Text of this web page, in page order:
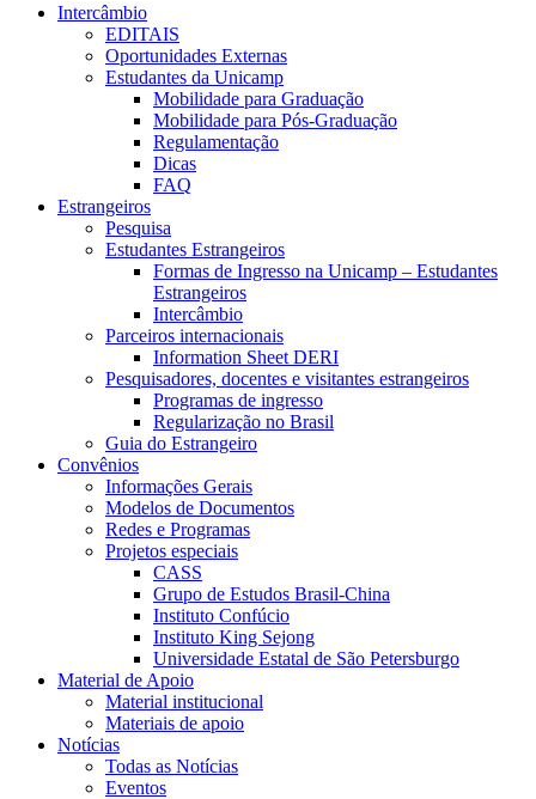
Intercâmbio
EDITAIS
Oportunidades Externas
Estudantes da Unicamp
Mobilidade para Graduação
Mobilidade para Pós-Graduação
Regulamentação
Dicas
FAQ
Estrangeiros
Pesquisa
Estudantes Estrangeiros
Formas de Ingresso na Unicamp – Estudantes
Estrangeiros
Intercâmbio
Parceiros internacionais
Information Sheet DERI
Pesquisadores, docentes e visitantes estrangeiros
Programas de ingresso
Regularização no Brasil
Guia do Estrangeiro
Convênios
Informações Gerais
Modelos de Documentos
Redes e Programas
Projetos especiais
CASS
Grupo de Estudos Brasil-China
Instituto Confúcio
Instituto King Sejong
Universidade Estatal de São Petersburgo
Material de Apoio
Material institucional
Materiais de apoio
Notícias
Todas as Notícias
Eventos